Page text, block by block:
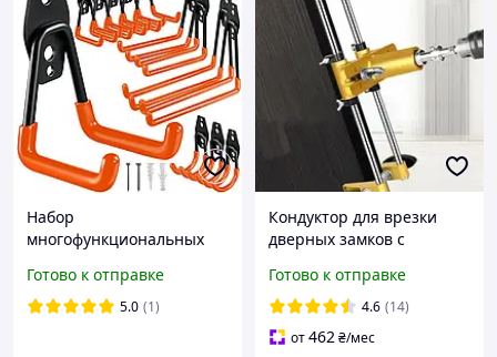
Набор
многофункциональных
размеров для хранения
инструментов в гараже
Готово к отправке
5.0 (1)
Кондуктор для врезки
дверных замков с
Готово к отправке
4.6 (14)
от462₴/мес